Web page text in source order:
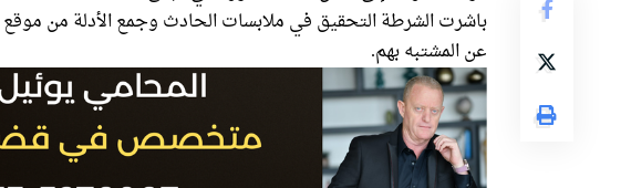
باشرت الشرطة التحقيق في ملابسات الحادث وجمع الأدلة من
عن المشتبه بهم.